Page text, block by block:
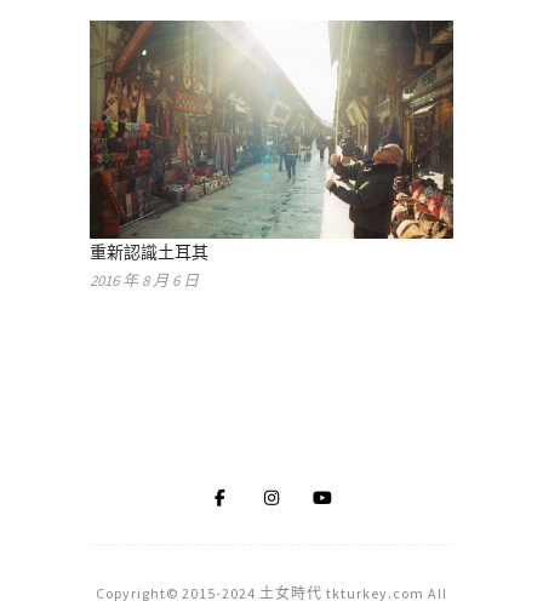
重新認識土耳其
2016 年 8 月 6 日
Copyright© 2015-2024 土女時代 tkturkey.com All